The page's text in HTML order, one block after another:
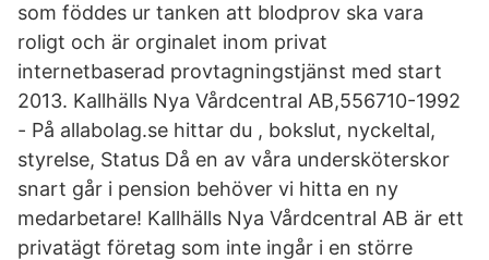
som föddes ur tanken att blodprov ska vara
roligt och är orginalet inom privat
internetbaserad provtagningstjänst med start
2013. Kallhälls Nya Vårdcentral AB,556710-1992
- På allabolag.se hittar du , bokslut, nyckeltal,
styrelse, Status Då en av våra undersköterskor
snart går i pension behöver vi hitta en ny
medarbetare! Kallhälls Nya Vårdcentral AB är ett
privatägt företag som inte ingår i en större